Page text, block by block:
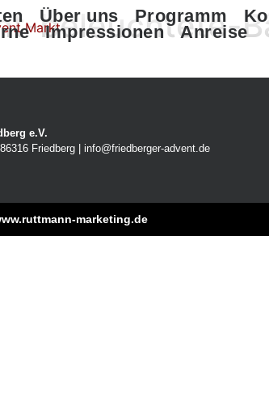
Über uns Programm
Impressionen Anreise
beleuchtete-
e.V.
Friedberg | info@friedberger-advent.de
marketing.de